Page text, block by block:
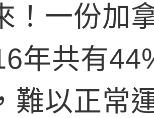
！一份加
年共有
難以正常